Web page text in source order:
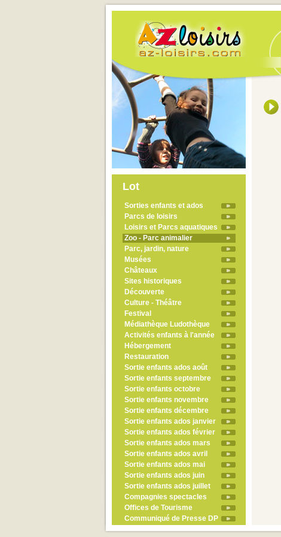
Lot
Sorties enfants et ados
Parcs de loisirs
Loisirs et Parcs aquatiques
Zoo - Parc animalier
Parc, jardin, nature
Musées
Châteaux
Sites historiques
Découverte
Culture - Théâtre
Festival
Médiathèque Ludothèque
Activités enfants à l'année
Hébergement
Restauration
Sortie enfants ados août
Sortie enfants septembre
Sortie enfants octobre
Sortie enfants novembre
Sortie enfants décembre
Sortie enfants ados janvier
Sortie enfants ados février
Sortie enfants ados mars
Sortie enfants ados avril
Sortie enfants ados mai
Sortie enfants ados juin
Sortie enfants ados juillet
Compagnies spectacles
Offices de Tourisme
Communiqué de Presse DP